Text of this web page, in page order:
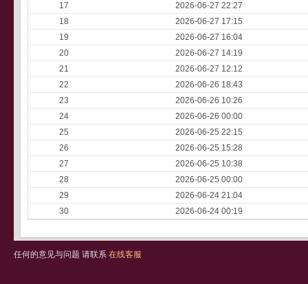
17
2026-06-27 22:27
18
2026-06-27 17:15
19
2026-06-27 16:04
20
2026-06-27 14:19
21
2026-06-27 12:12
22
2026-06-26 18:43
23
2026-06-26 10:26
24
2026-06-26 00:00
25
2026-06-25 22:15
26
2026-06-25 15:28
27
2026-06-25 10:38
28
2026-06-25 00:00
29
2026-06-24 21:04
30
2026-06-24 00:19
任何的意见与问题 请联系 在线客服